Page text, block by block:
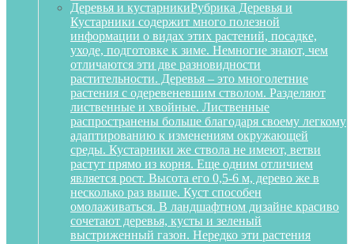
Деревья и кустарникиРубрика Деревья и
Кустарники содержит много полезной
информации о видах этих растений, посадке,
уходе, подготовке к зиме. Немногие знают, чем
отличаются эти две разновидности
растительности. Деревья – это многолетние
растения с одеревеневшим стволом. Разделяют
лиственные и хвойные. Лиственные
распространены больше благодаря своему легкому
адаптированию к изменениям окружающей
среды. Кустарники же ствола не имеют, ветви
растут прямо из корня. Еще одним отличием
является рост. Высота его 0,5-6 м, дерево же в
несколько раз выше. Куст способен
омолаживаться. В ландшафтном дизайне красиво
сочетают деревья, кусты и зеленый
выстриженный газон. Нередко эти растения